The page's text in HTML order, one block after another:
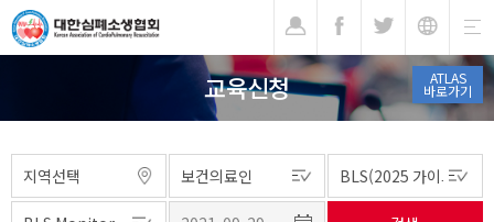
ATLAS
바로가기
교육신청